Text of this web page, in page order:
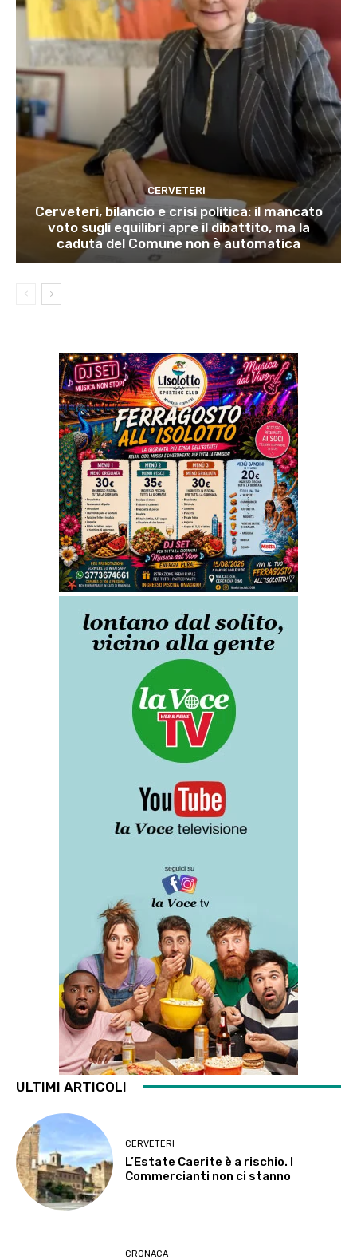
CERVETERI
Cerveteri, bilancio e crisi politica: il mancato
voto sugli equilibri apre il dibattito, ma la
caduta del Comune non è automatica
ULTIMI ARTICOLI
CERVETERI
L’Estate Caerite è a rischio. I
Commercianti non ci stanno
CRONACA